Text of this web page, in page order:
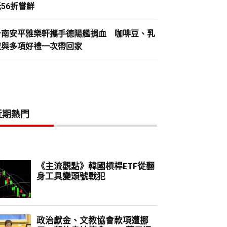
折嘗鮮
安平雅樂軒攜手德陽艦捐血 咖啡豆、乳
多項好禮一次帶回家
熱門